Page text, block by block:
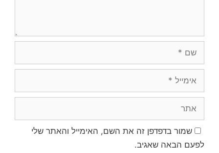
שמור בדפדפן זה את השם, האימייל והאתר שלי
לפעם הבאה שאגיב.